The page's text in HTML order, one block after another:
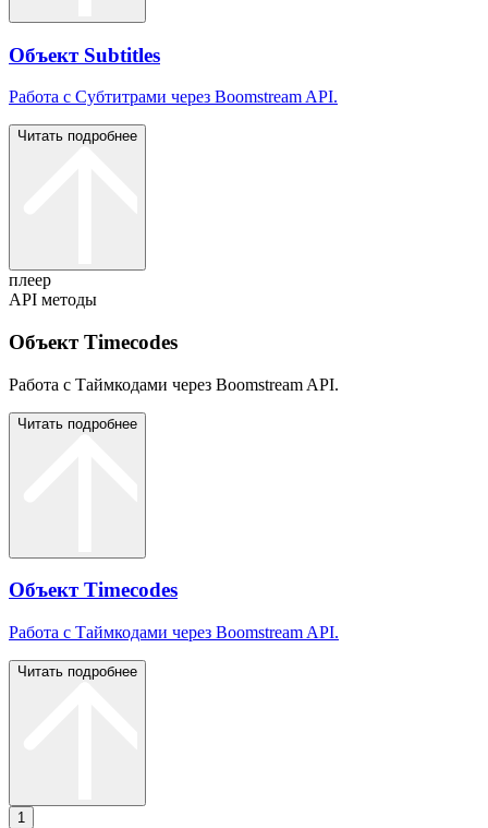
Объект Subtitles
Работа с Субтитрами через Boomstream API.
Читать подробнее
плеер
API методы
Объект Timecodes
Работа с Таймкодами через Boomstream API.
Читать подробнее
Объект Timecodes
Работа с Таймкодами через Boomstream API.
Читать подробнее
1